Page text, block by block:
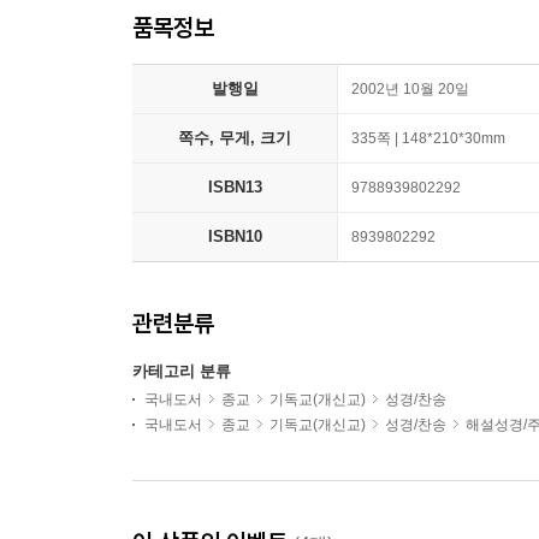
품목정보
발행일 2002년 10월 20일
쪽수, 무게, 크기 335쪽 | 148*210*30mm
ISBN13 9788939802292
ISBN10 8939802292
관련분류
카테고리 분류
국내도서 종교 기독교(개신교)
성경/찬송
국내도서
종교 기독교(개신교) 성경/찬송 해설성경/